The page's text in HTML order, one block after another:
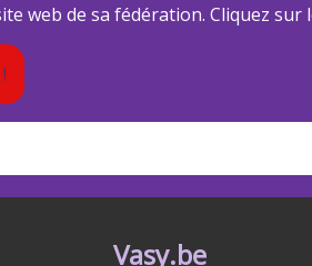
web de sa fédération. Cliquez sur
Vasy.be